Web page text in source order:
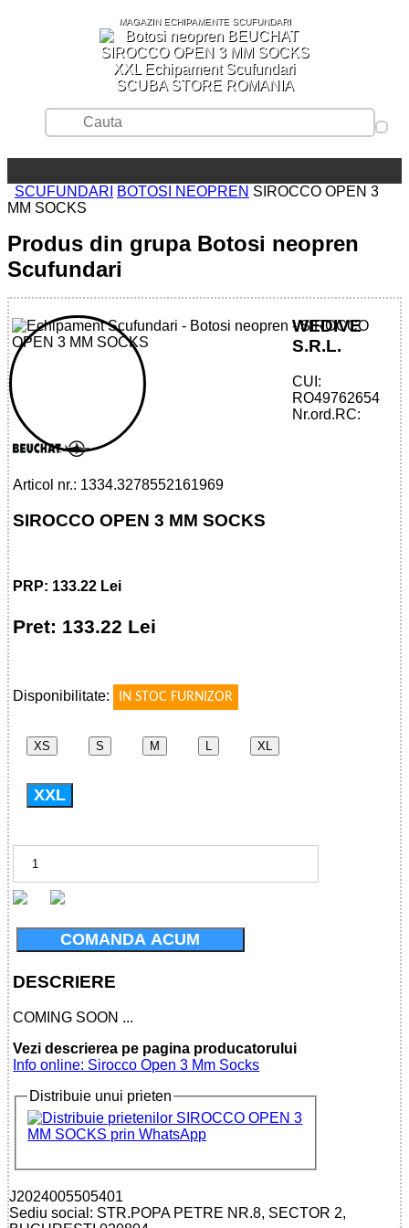
MAGAZIN ECHIPAMENTE SCUFUNDARI
SCUBA STORE ROMANIA
SCUFUNDARI BOTOSI NEOPREN SIROCCO OPEN 3
MM SOCKS
Produs din grupa Botosi neopren
Scufundari
32785521619 - SIROCCO OPEN 3 MM
SOCKS
Articol nr.: 1334.3278552161969
SIROCCO OPEN 3 MM SOCKS
PRP: 133.22 Lei
Pret: 133.22 Lei
Disponibilitate:
IN STOC FURNIZOR
XS S M XL
XXL
COMANDA ACUM
DESCRIERE
COMING SOON ...
Vezi descrierea pe pagina producatorului
Info online: Sirocco Open 3 Mm Socks
Distribuie unui prieten
WEDIVE
S.R.L.
CUI:
RO49762654
Nr.ord.RC:
J2024005505401
Sediu social: STR.POPA PETRE NR.8, SECTOR 2,